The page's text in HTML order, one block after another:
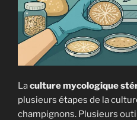
Laculture mycologique
plusieurs étapes de la
champignons. Plusieurs